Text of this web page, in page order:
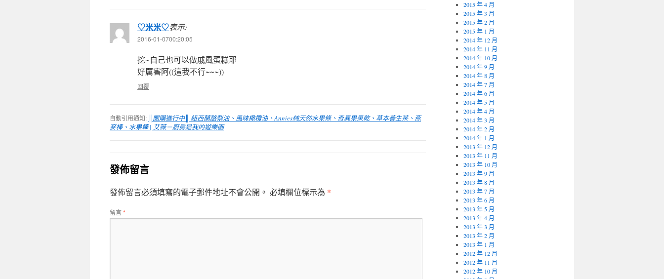
♡米米♡表示:
2016-01-0700:20:05
挖~自己也可以做戚風蛋糕耶
好厲害阿((這我不行~~~))
回覆
自動引用通知:
║團購進行中║ 紐西蘭酪梨油、風味橄欖油、Annies純天然水果條、奇異果果乾、草本養生茶、燕
麥棒、水果棒 | 艾薇－廚房是我的遊樂園
發佈留言
發佈留言必須填寫的電子郵件地址不會公開。 必填欄位標示為 *
留言*
2015 年 4 月
2015 年 3 月
2015 年 2 月
2015 年 1 月
2014 年 12 月
2014 年 11 月
2014 年 10 月
2014 年 9 月
2014 年 8 月
2014 年 7 月
2014 年 6 月
2014 年 5 月
2014 年 4 月
2014 年 3 月
2014 年 2 月
2014 年 1 月
2013 年 12 月
2013 年 11 月
2013 年 10 月
2013 年 9 月
2013 年 8 月
2013 年 7 月
2013 年 6 月
2013 年 5 月
2013 年 4 月
2013 年 3 月
2013 年 2 月
2013 年 1 月
2012 年 12 月
2012 年 11 月
2012 年 10 月